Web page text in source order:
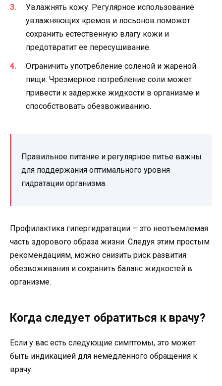
Увлажнять кожу. Регулярное использование
увлажняющих кремов и лосьонов поможет
сохранить естественную влагу кожи и
предотвратит ее пересушивание.
Ограничить употребление соленой и жареной
пищи. Чрезмерное потребление соли может
привести к задержке жидкости в организме и
способствовать обезвоживанию.
Правильное питание и регулярное питье важны
для поддержания оптимального уровня
гидратации организма.
Профилактика гипергидратации – это неотъемлемая
часть здорового образа жизни. Следуя этим простым
рекомендациям, можно снизить риск развития
обезвоживания и сохранить баланс жидкостей в
организме.
Когда следует обратиться к врачу?
Если у вас есть следующие симптомы, это может
быть индикацией для немедленного обращения к
врачу: